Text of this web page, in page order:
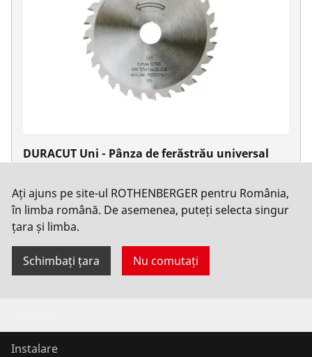
DURACUT Uni - Pânza de ferăstrău universal
Ați ajuns pe site-ul ROTHENBERGER pentru România,
în limba română. De asemenea, puteți selecta singur
țara și limba.
Schimbați țara Nu comutați
Instalare